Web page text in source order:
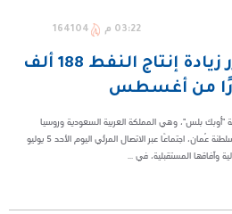
03:22 م 164104
«أوبك بلس» تقرر زيادة إنتاج النفط 188 ألف
من أغسطس
بلس"، وهي المملكة العربية السعودية وروسيا
والعراق والكويت وكازاخستان والجزائر وسلطنة عُمان، اجتماعًا عبر الاتصال المرئي اليوم الأحد 5 يوليو